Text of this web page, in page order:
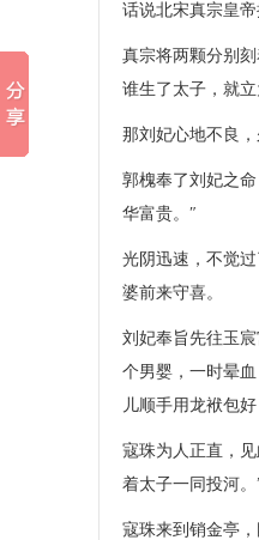
话说北宋真宗皇
真宗将两颗分别
谁生了太子，就立
那刘妃心地不良
郭槐奉了刘妃之
华富贵。″
光阴迅速，不觉
婆前来守喜。
刘妃奉旨先往玉
个男婴，一时晕
儿顺手用龙袱包
寇珠为人正直，
着太子一同投河。
寇珠来到销金亭